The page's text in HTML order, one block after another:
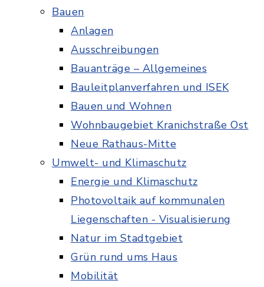
Bauen
Anlagen
Ausschreibungen
Bauanträge – Allgemeines
Bauleitplanverfahren und ISEK
Bauen und Wohnen
Wohnbaugebiet Kranichstraße Ost
Neue Rathaus-Mitte
Umwelt- und Klimaschutz
Energie und Klimaschutz
Photovoltaik auf kommunalen
Liegenschaften - Visualisierung
Natur im Stadtgebiet
Grün rund ums Haus
Mobilität